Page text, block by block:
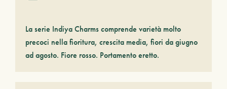
La serie Indiya Charms comprende varietà molto
precoci nella fioritura, crescita media, fiori da giugno
ad agosto. Fiore rosso. Portamento eretto.